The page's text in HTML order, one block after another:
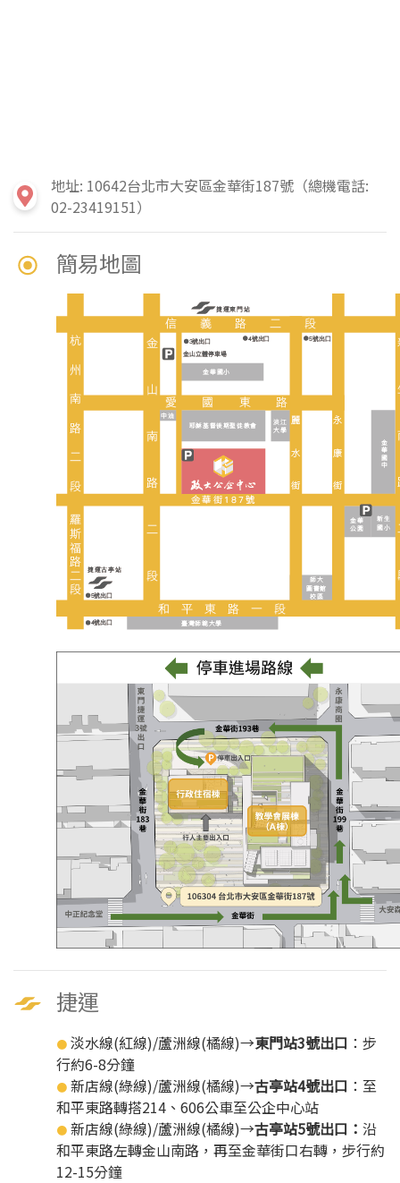
地址: 10642台北市大安區金華街187號（總機電話:
02-23419151）
簡易地圖
捷運
● 淡水線(紅線)/蘆洲線(橘線)→東門站3號出口 ：步
行約6-8分鐘
● 新店線(綠線)/蘆洲線(橘線)→古亭站4號出口 ：至
和平東路轉搭214、606公車至公企中心站
● 新店線(綠線)/蘆洲線(橘線)→古亭站5號出口： 沿
和平東路左轉金山南路，再至金華街口右轉，步行約
12-15分鐘